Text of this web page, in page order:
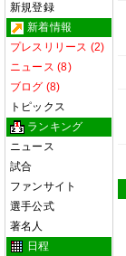
新規登録
新着情報
プレスリリース (2)
ニュース (8)
ブログ (8)
トピックス
ランキング
ニュース
試合
ファンサイト
選手公式
著名人
日程